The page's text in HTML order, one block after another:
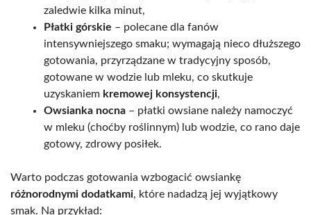
zaledwie kilka minut,
Płatki górskie – polecane dla fanów
intensywniejszego smaku; wymagają nieco dłuższego
gotowania, przyrządzane w tradycyjny sposób,
gotowane w wodzie lub mleku, co skutkuje
uzyskaniem kremowej konsystencji,
Owsianka nocna – płatki owsiane należy namoczyć
w mleku (choćby roślinnym) lub wodzie, co rano daje
gotowy, zdrowy posiłek.
Warto podczas gotowania wzbogacić owsiankę
różnorodnymi dodatkami, które nadadzą jej wyjątkowy
smak. Na przykład: